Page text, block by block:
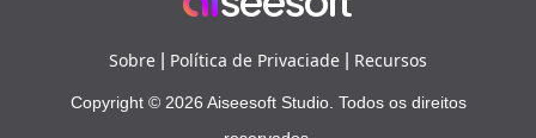
Sobre Política de Privaciade Recursos
Copyright © 2026 Aiseesoft Studio. Todos os direitos